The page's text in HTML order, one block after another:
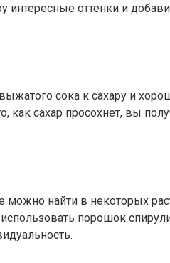
интересные оттенки и
сока к сахару и
сахар просохнет, вы
можно найти в некоторых
порошок